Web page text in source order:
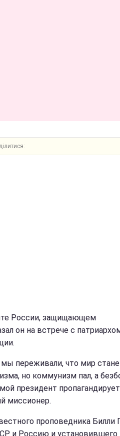
России, защищающем
он на встрече с
переживали, что мир
но коммунизм пал, а
президент пропагандирует
миссионер.
проповедника Билли
и Россию и установившего